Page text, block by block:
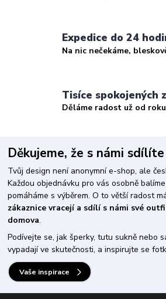
Expedice do 24
Na nic nečekáme,
Tisíce spokojených
Děláme radost už od
Děkujeme, že s námi
Tvůj design není anonymní e-shop, ale
Každou objednávku pro vás osobně
pomáháme s výběrem. O to větší radost
zákaznice vracejí a sdílí s námi své
domova.
Podívejte se, jak šperky, tutu sukně nebo
vypadají ve skutečnosti, a inspirujte se
Vaše inspirace